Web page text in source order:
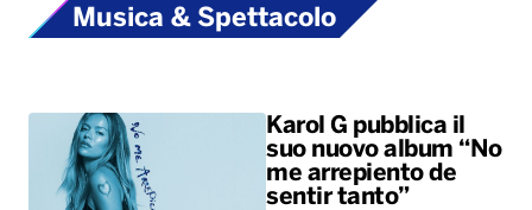
Musica & Spettacolo
Karol G pubblica il
suo nuovo album “No
me arrepiento de
sentir tanto”